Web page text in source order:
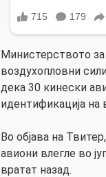
Министерството за
воздухопловни
дека 30 кинески
идентификација
Во објава на
авиони влегле во
вратат назад.